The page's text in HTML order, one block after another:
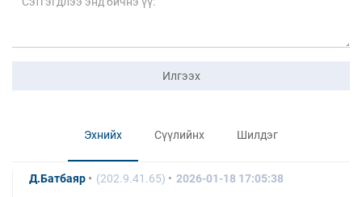
Илгээх
Эхнийх Сүүлийнх Шилдэг
Д.Батбаяр (202.9.41.65) 2026-01-18 17:05:38